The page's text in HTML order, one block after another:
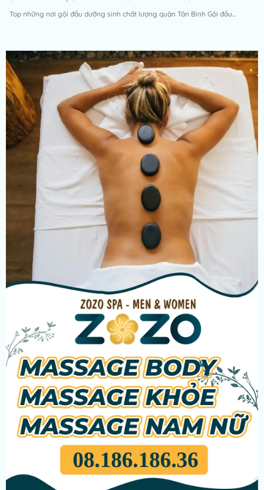
Top những nơi gội đầu dưỡng sinh chất lượng quận Tân Bình Gội đầu...